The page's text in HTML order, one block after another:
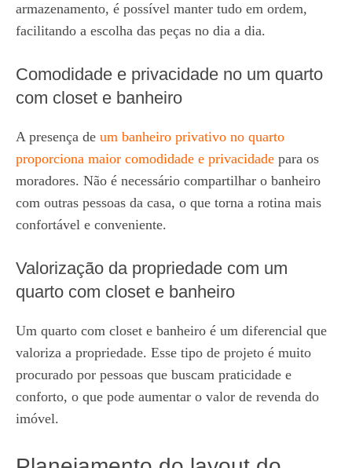
armazenamento, é possível manter tudo em ordem,
facilitando a escolha das peças no dia a dia.
Comodidade e privacidade no um quarto
com closet e banheiro
A presença de um banheiro privativo no quarto
proporciona maior comodidade e privacidade para os
moradores. Não é necessário compartilhar o banheiro
com outras pessoas da casa, o que torna a rotina mais
confortável e conveniente.
Valorização da propriedade com um
quarto com closet e banheiro
Um quarto com closet e banheiro é um diferencial que
valoriza a propriedade. Esse tipo de projeto é muito
procurado por pessoas que buscam praticidade e
conforto, o que pode aumentar o valor de revenda do
imóvel.